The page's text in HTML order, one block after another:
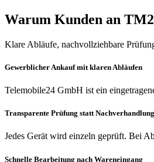
Warum Kunden an
Klare Abläufe, nachvollziehbare
Gewerblicher Ankauf mit klaren Abläufen
Telemobile24 GmbH ist ein
Transparente Prüfung statt Nachverhandlung
Jedes Gerät wird einzeln geprüft. Bei
Schnelle Bearbeitung nach Wareneingang